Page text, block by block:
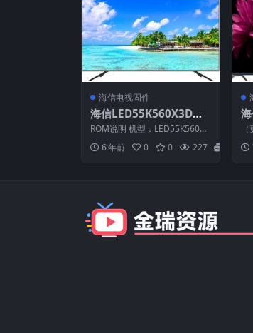
海信电视固件
海信LED55K560X3D（0
000）BOM1官方原厂US
B刷机电视固件包
ROM说明 机型：LED55K560X3
D 固件版本：（0000） BOM：
1 ...6 年前 0 0 227